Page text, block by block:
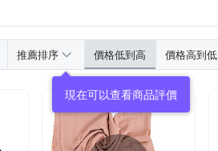
推薦排序 價格低到高 價格高到低
現在可以查看商品評價